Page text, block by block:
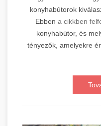
konyhabútorok
Ebben a cikkben
konyhabútor, és
tényezők, amelyekre